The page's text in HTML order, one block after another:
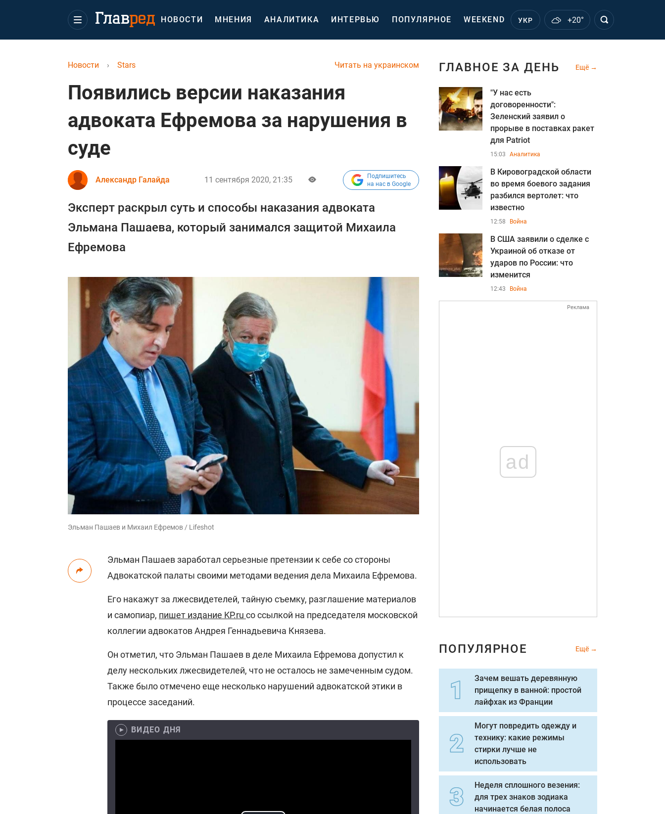
НОВОСТИ МНЕНИЯ АНАЛИТИКА ИНТЕРВЬЮ ПОПУЛЯРНОЕ WEEKEND УКР +20°
Читать на украинском
Новости › Stars
Появились версии наказания
адвоката Ефремова за нарушения в
суде
Александр Галайда 11 сентября 2020, 21:35
Подпишитесь
на нас в Google
Эксперт раскрыл суть и способы наказания адвоката
Эльмана Пашаева, который занимался защитой Михаила
Ефремова
Эльман Пашаев и Михаил Ефремов / Lifeshot
Эльман Пашаев заработал серьезные претензии к себе со стороны
Адвокатской палаты своими методами ведения дела Михаила Ефремова.
Его накажут за лжесвидетелей, тайную съемку, разглашение материалов
и самопиар, пишет издание KP.ru со ссылкой на председателя московской
коллегии адвокатов Андрея Геннадьевича Князева.
Он отметил, что Эльман Пашаев в деле Михаила Ефремова допустил к
делу нескольких лжесвидетелей, что не осталось не замеченным судом.
Также было отмечено еще несколько нарушений адвокатской этики в
процессе заседаний.
ВИДЕО ДНЯ
ГЛАВНОЕ ЗА ДЕНЬ Ещё
"У нас есть
договоренности":
Зеленский заявил о
прорыве в поставках ракет
для Patriot
15:03 Аналитика
В Кировоградской области
во время боевого задания
разбился вертолет: что
известно
12:58 Война
В США заявили о сделке с
Украиной об отказе от
ударов по России: что
изменится
12:43 Война
Реклама
ad
ПОПУЛЯРНОЕ Ещё
Зачем вешать деревянную
прищепку в ванной: простой
лайфхак из Франции
Могут повредить одежду и
технику: какие режимы
стирки лучше не
использовать
Неделя сплошного везения:
для трех знаков зодиака
начинается белая полоса